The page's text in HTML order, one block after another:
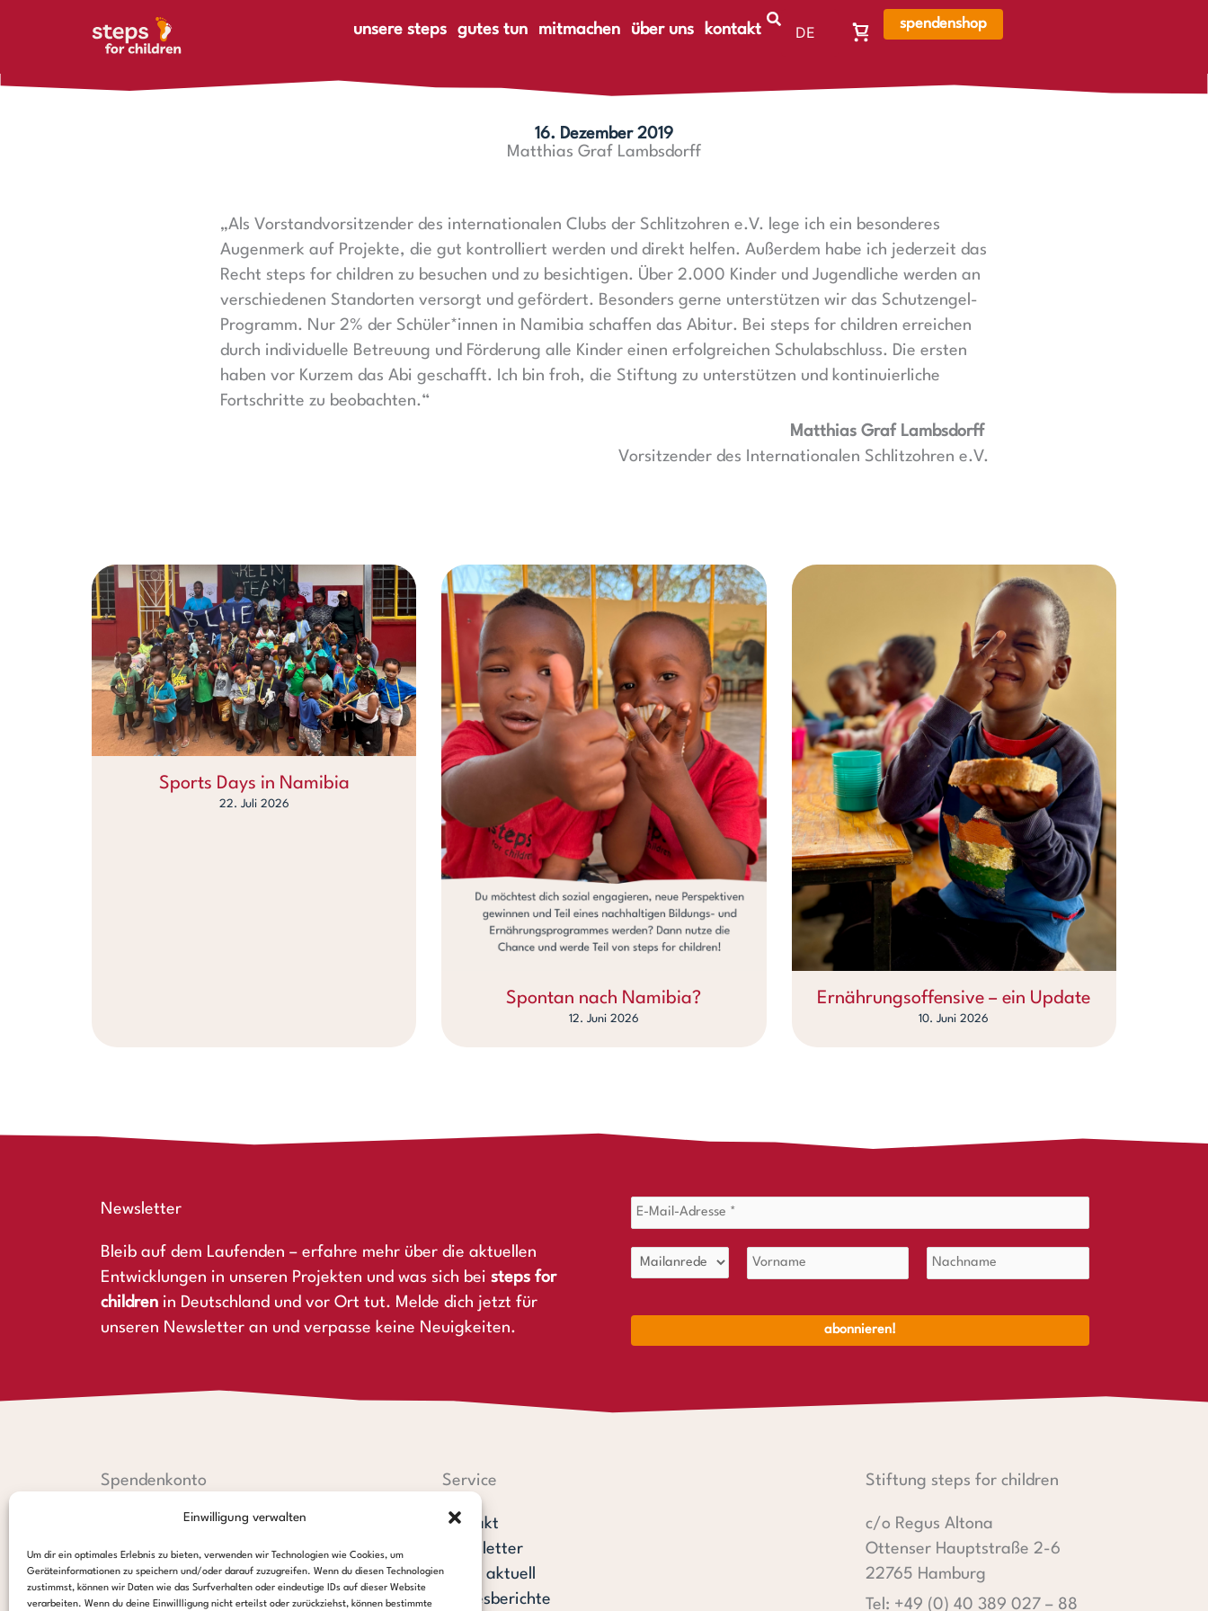
Einwilligung verwalten
Um dir ein optimales Erlebnis zu bieten, verwenden wir Technologien wie Cookies, um
Geräteinformationen zu speichern und/oder darauf zuzugreifen. Wenn du diesen Technologien
zustimmst, können wir Daten wie das Surfverhalten oder eindeutige IDs auf dieser Website
verarbeiten. Wenn du deine Einwillligung nicht erteilst oder zurückziehst, können bestimmte
unsere steps
gutes tun mitmachen über uns kontakt
DE
Warenkorb,
ist
spendenshop
16. Dezember 2019
Matthias Graf Lambsdorff
„Als Vorstandvorsitzender des internationalen Clubs der Schlitzohren e.V. lege ich ein besonderes
Augenmerk auf Projekte, die gut kontrolliert werden und direkt helfen. Außerdem habe ich jederzeit das
Recht steps for children zu besuchen und zu besichtigen. Über 2.000 Kinder und Jugendliche werden an
verschiedenen Standorten versorgt und gefördert. Besonders gerne unterstützen wir das Schutzengel-
Programm. Nur 2% der Schüler*innen in Namibia schaffen das Abitur. Bei steps for children erreichen
durch individuelle Betreuung und Förderung alle Kinder einen erfolgreichen Schulabschluss. Die ersten
haben vor Kurzem das Abi geschafft. Ich bin froh, die Stiftung zu unterstützen und kontinuierliche
Fortschritte zu beobachten.“
Matthias Graf Lambsdorff
Vorsitzender des Internationalen Schlitzohren e.V.
Sports Days in Namibia
22. Juli 2026
Spontan nach Namibia?
12. Juni 2026
Ernährungsoffensive – ein Update
10. Juni 2026
Newsletter
Bleib auf dem Laufenden – erfahre mehr über die aktuellen
Entwicklungen in unseren Projekten und was sich bei steps for
children in Deutschland und vor Ort tut. Melde dich jetzt für
unseren Newsletter an und verpasse keine Neuigkeiten.
Spendenkonto
Hamburger Sparkasse:
IBAN: DE44 2005 0550 1238 1497 26
BIC: HASPDEHHXXX
PayPal:
Service
Kontakt
Newsletter
steps aktuell
Jahresberichte
Stiftung steps for children
c/o Regus Altona
Ottenser Hauptstraße 2-6
22765 Hamburg
Tel: +49 (0) 40 389 027 – 88